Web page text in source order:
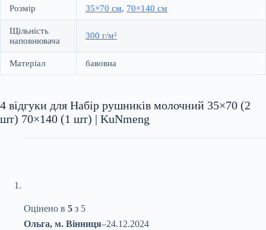
Розмір 35×70 см, 70×140 см
Щільність
наповнювача
300 г/м²
Матеріал бавовна
4 відгуки для Набір рушників молочний 35×70 (2
шт) 70×140 (1 шт) | KuNmeng
Оцінено в 5 з 5
Ольга, м. Вінниця–24.12.2024